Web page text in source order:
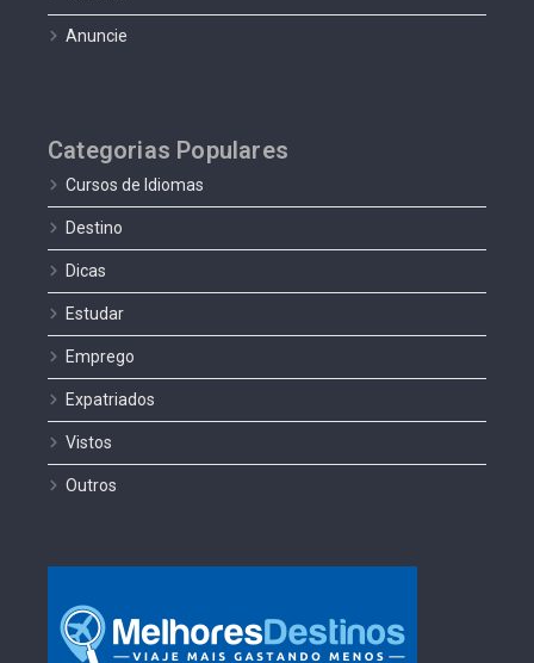
Anuncie
Categorias Populares
Cursos de Idiomas
Destino
Dicas
Estudar
Emprego
Expatriados
Vistos
Outros